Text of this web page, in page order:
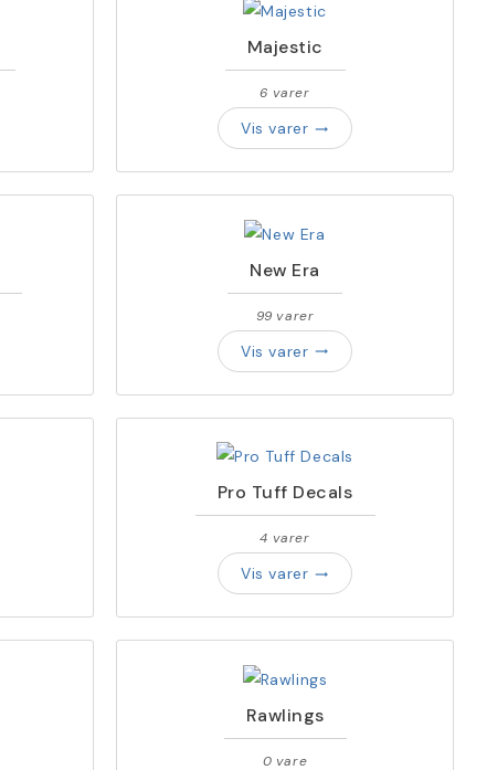
Majestic
6 varer
Vis varer trending_flat
New Era
99 varer
Vis varer trending_flat
Pro Tuff Decals
4 varer
Vis varer trending_flat
Rawlings
0 vare